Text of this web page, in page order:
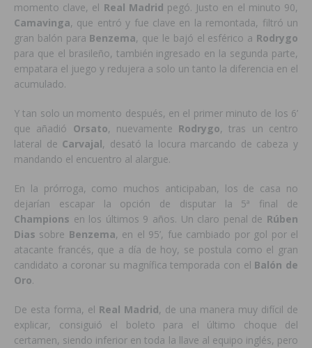
momento clave, el Real Madrid pegó. Justo en el minuto 90,
Camavinga, que entró y fue clave en la remontada, filtró un
gran balón para Benzema, que le bajó el esférico a Rodrygo
para que el brasileño, también ingresado en la segunda parte,
empatara el juego y redujera a solo un tanto la diferencia en el
acumulado.
Y tan solo un momento después, en el primer minuto de los 6’
que añadió Orsato, nuevamente Rodrygo, tras un centro
lateral de Carvajal, desató la locura marcando de cabeza y
mandando el encuentro al alargue.
En la prórroga, como muchos anticipaban, los de casa no
dejarían escapar la opción de disputar la 5ª final de
Champions en los últimos 9 años. Un claro penal de Rúben
Dias sobre Benzema, en el 95’, fue cambiado por gol por el
atacante francés, que a día de hoy, se postula como el gran
candidato a coronar su magnífica temporada con el Balón de
Oro.
De esta forma, el Real Madrid, de una manera muy difícil de
explicar, consiguió el boleto para el último choque del
certamen, siendo inferior en toda la llave al equipo inglés, pero